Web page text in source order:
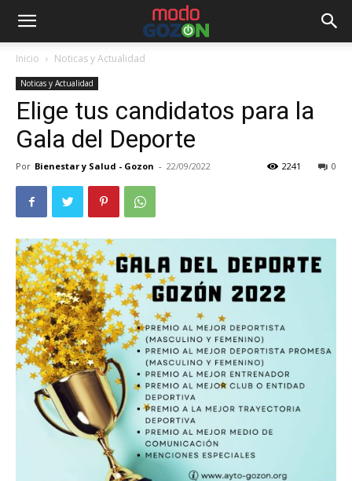
Inicio Noticas y Actualidad
Noticas y Actualidad
Elige tus candidatos para la
Gala del Deporte
Por Bienestar y Salud - Gozon - 22/09/2022 0
2241